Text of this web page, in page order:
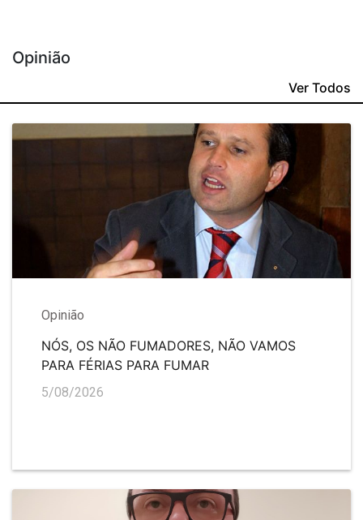
Opinião
Ver Todos
Opinião
NÓS, OS NÃO FUMADORES, NÃO VAMOS
PARA FÉRIAS PARA FUMAR
5/08/2026